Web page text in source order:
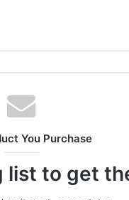
You Purchase
list to get